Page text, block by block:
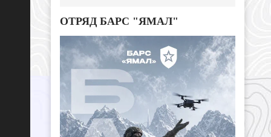
ОТРЯД БАРС "ЯМАЛ"